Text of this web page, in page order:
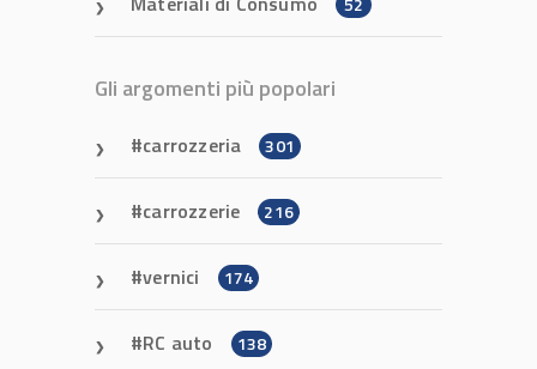
Gli argomenti più popolari
carrozzeria 301
carrozzerie 216
vernici 174
RC auto 138